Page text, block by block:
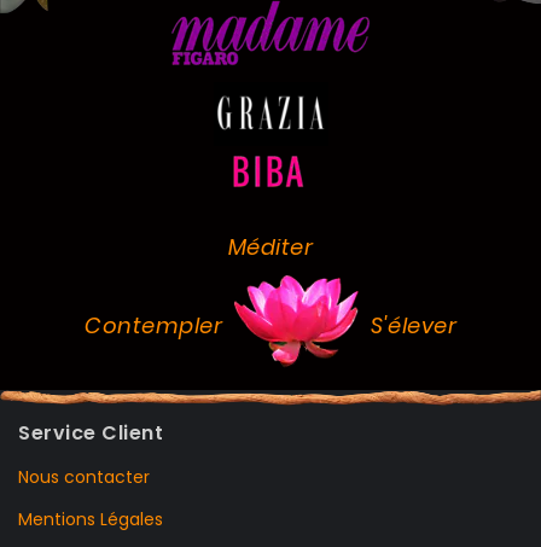
Méditer
Contempler S'élever
Service Client
Nous contacter
Mentions Légales